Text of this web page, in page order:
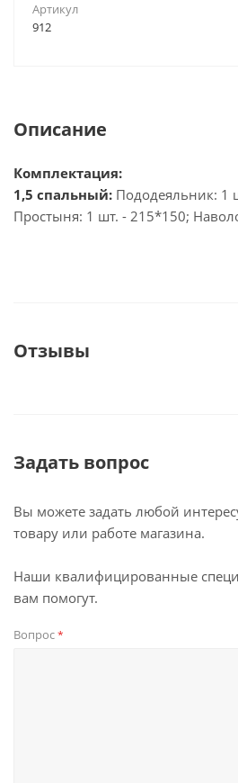
Артикул
912
Описание
Комплектация:
1,5 спальный: Пододеяльник: 1
Простыня: 1 шт. - 215*150;
Отзывы
Задать вопрос
Вы можете задать любой
товару или работе магазина.
Наши квалифицированные
вам помогут.
Вопрос*